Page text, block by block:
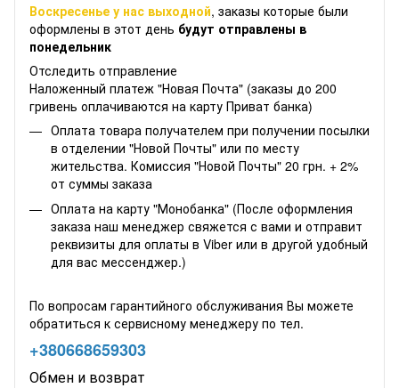
Воскресенье у нас выходной, заказы которые были
оформлены в этот день будут отправлены в
понедельник
Отследить отправление
Наложенный платеж "Новая Почта" (заказы до 200
гривень оплачиваются на карту Приват банка)
Оплата товара получателем при получении посылки
в отделении "Новой Почты" или по месту
жительства. Комиссия "Новой Почты" 20 грн. + 2%
от суммы заказа
Оплата на карту "Монобанка" (После оформления
заказа наш менеджер свяжется с вами и отправит
реквизиты для оплаты в Viber или в другой удобный
для вас мессенджер.)
По вопросам гарантийного обслуживания Вы можете
обратиться к сервисному менеджеру по тел.
+380668659303
Обмен и возврат